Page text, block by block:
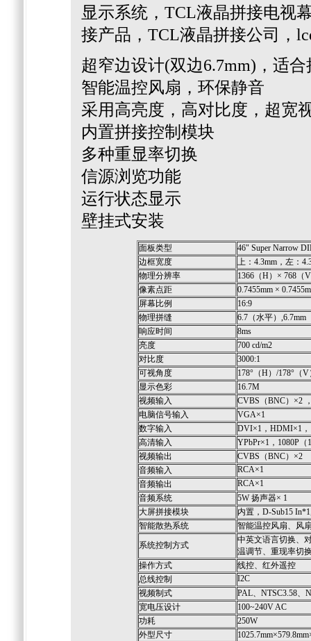
显示系统，TCL液晶拼接电视
接产品，TCL液晶拼接公司，
超窄边设计(双边6.7mm)，适
智能温控风扇，环保静音
采用高亮度，高对比度，超宽
内置拼接控制模块
多种重显率切换
信源浏览功能
运行状态显示
壁挂式安装
面板类型
46" Super Narrow
边框宽度
上：4.3mm，左：
物理分辨率
1366（H）× 768（
像素点距
0.7455mm ×
屏幕比例
16:9
物理拼缝
6.7（水平）,6.7mm
响应时间
8ms
亮度
700 cd/m2
对比度
3000:1
可视角度
178°（H）/178°（V
显示色彩
16.7M
视频输入
CVBS（BNC）×2
电脑信号输入
VGA×1
数字输入
DVI×1，HDMI×1，
高清输入
YPbPr×1，1080P（
视频输出
CVBS（BNC）×2
音频输入
RCA×1
音频输出
RCA×1
音频系统
5W 扬声器× 1
大屏拼接模块
内置，D-Sub15
智能散热系统
智能温控风扇、风
系统控制方式
中英文语言切换、
温调节、重现率切
操作方式
线控、红外遥控
总线控制
I2C
视频制式
PAL、NTSC3.58、
宽电压设计
100~240V AC
功耗
250W
外型尺寸